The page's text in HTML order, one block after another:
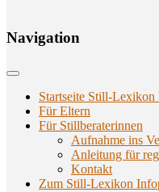
Navi­ga­ti­on
Startseite Still-Lexikon
Für Eltern
Für Stillberaterinnen
Aufnahme ins
Anlei­tung für
Kon­takt
Zum Still-Lexikon